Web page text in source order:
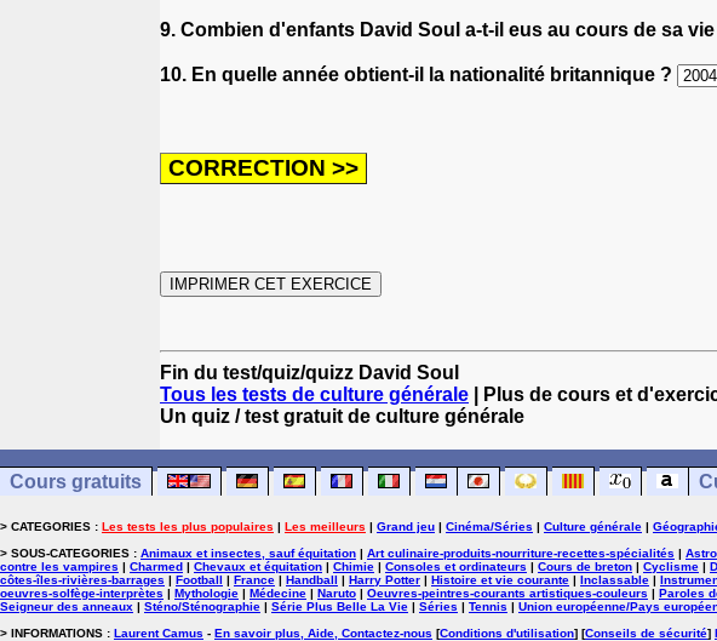
9. Combien d'enfants David Soul a-t-il eus au cours de sa vie
10. En quelle année obtient-il la nationalité britannique ?
Fin du test/quiz/quizz David Soul
Tous les tests de culture générale | Plus de cours et
Un quiz / test gratuit de culture générale
Cours gratuits
> CATEGORIES : Les tests les plus populaires | Les meilleurs | Grand jeu | Cinéma/Séries | Culture générale |
> SOUS-CATEGORIES : Animaux et insectes, sauf équitation | Art culinaire-produits-nourriture-recettes-spécialités |
contre les vampires | Charmed | Chevaux et équitation | Chimie | Consoles et ordinateurs | Cours de breton | Cyclisme |
côtes-îles-rivières-barrages | Football | France | Handball | Harry Potter | Histoire et vie courante | Inclassable |
oeuvres-solfège-interprètes | Mythologie | Médecine | Naruto | Oeuvres-peintres-courants artistiques-couleurs | Paroles
Seigneur des anneaux | Sténo/Sténographie | Série Plus Belle La Vie | Séries | Tennis | Union européenne/Pays
> INFORMATIONS : Laurent Camus - En savoir plus, Aide, Contactez-nous [Conditions d'utilisation] [Conseils de sécurité]